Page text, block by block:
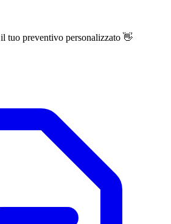
tuo preventivo personalizzato 👋